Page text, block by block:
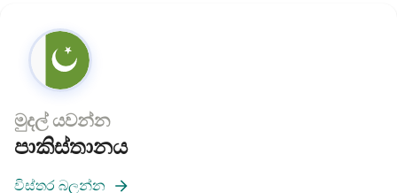
මුදල් යවන්න
පාකිස්තානය
විස්තර බලන්න